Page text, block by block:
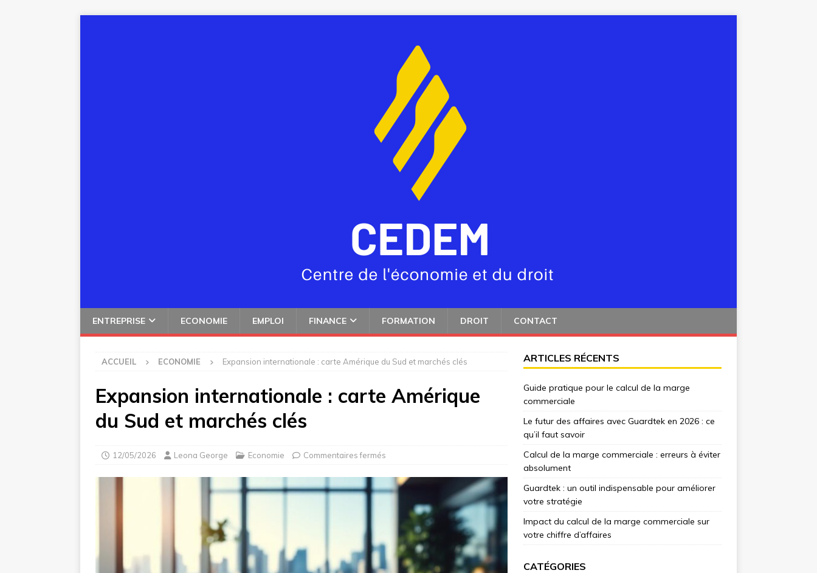
ENTREPRISE ECONOMIE EMPLOI FINANCE FORMATION DROIT CONTACT
ACCUEIL ECONOMIE Expansion internationale : carte Amérique du Sud et marchés clés
Expansion internationale : carte Amérique
du Sud et marchés clés
12/05/2026 Leona George Economie Commentaires fermés
ARTICLES RÉCENTS
Guide pratique pour le calcul de la marge
commerciale
Le futur des affaires avec Guardtek en 2026 : ce
qu’il faut savoir
Calcul de la marge commerciale : erreurs à éviter
absolument
Guardtek : un outil indispensable pour améliorer
votre stratégie
Impact du calcul de la marge commerciale sur
votre chiffre d’affaires
CATÉGORIES